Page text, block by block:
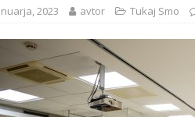
2023 avtor Tukaj Smo